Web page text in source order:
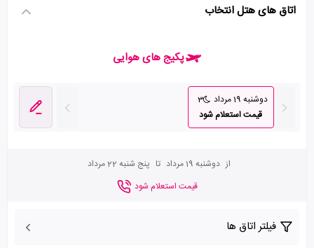
اتاق های هتل انتخاب
پکیج های هوایی
دوشنبه 19 مرداد
3
قیمت استعلام شود
از دوشنبه 19 مرداد تا پنج شنبه 22 مرداد
قیمت استعلام شود
فیلتر اتاق ها